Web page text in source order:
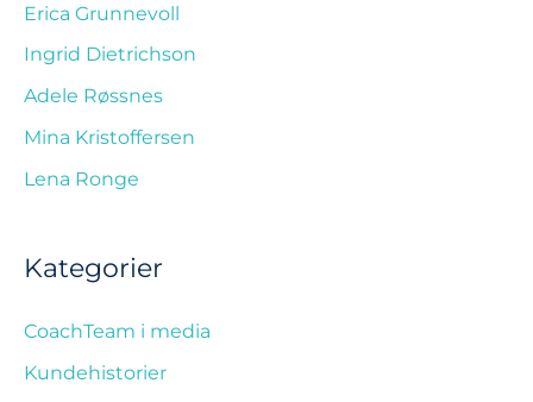
Erica Grunnevoll
Ingrid Dietrichson
Adele Røssnes
Mina Kristoffersen
Lena Ronge
Kategorier
CoachTeam i media
Kundehistorier